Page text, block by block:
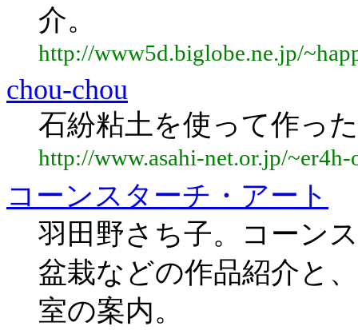
介。
http://www5d.biglobe.ne.jp/
chou-chou
石紛粘土を使って作っ
http://www.asahi-net.or.jp/
コーンスターチ・アート
羽田野さち子。コーン
盆栽などの作品紹介と
室の案内。